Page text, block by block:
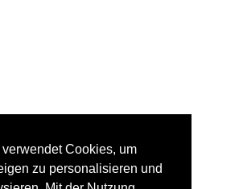
Cookies, um
zu personalisieren und